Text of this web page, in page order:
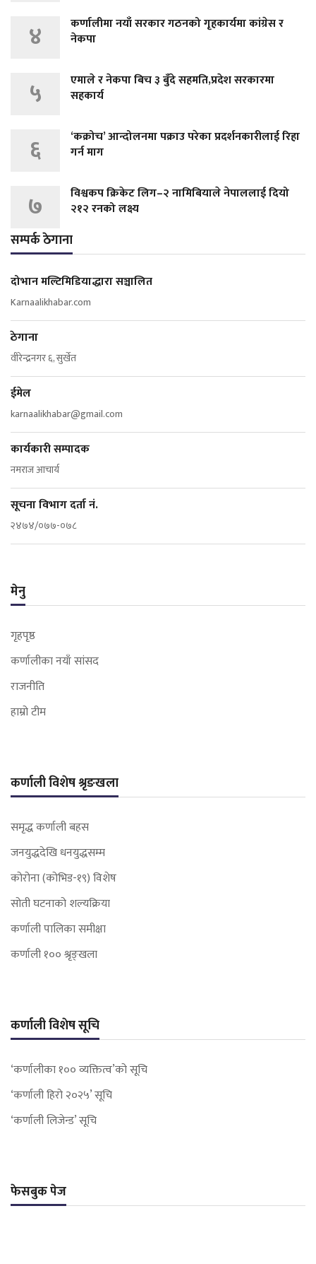
४
कर्णालीमा नयाँ सरकार गठनको गृहकार्यमा कांग्रेस र
नेकपा
५
एमाले र नेकपा बिच ३ बुँदे सहमति,प्रदेश सरकारमा
सहकार्य
६
‘कक्रोच’ आन्दोलनमा पक्राउ परेका प्रदर्शनकारीलाई रिहा
गर्न माग
७
विश्वकप क्रिकेट लिग–२ नामिबियाले नेपाललाई दियो
२१२ रनको लक्ष्य
सम्पर्क ठेगाना
दोभान मल्टिमिडियाद्धारा सञ्चालित
Karnaalikhabar.com
ठेगाना
वीरेन्द्रनगर ६, सुर्खेत
ईमेल
karnaalikhabar@gmail.com
कार्यकारी सम्पादक
नमराज आचार्य
सूचना विभाग दर्ता नं.
२४७४/०७७-०७८
मेनु
गृहपृष्ठ
कर्णालीका नयाँ सांसद
राजनीति
हाम्रो टीम
कर्णाली विशेष श्रृङखला
समृद्ध कर्णाली बहस
जनयुद्धदेखि धनयुद्धसम्म
कोरोना (कोभिड-१९) विशेष
सोती घटनाको शल्यक्रिया
कर्णाली पालिका समीक्षा
कर्णाली १०० श्रृङ्खला
कर्णाली विशेष सूचि
‘कर्णालीका १०० व्यक्तित्व’को सूचि
‘कर्णाली हिरो २०२५’ सूचि
‘कर्णाली लिजेन्ड’ सूचि
फेसबुक पेज